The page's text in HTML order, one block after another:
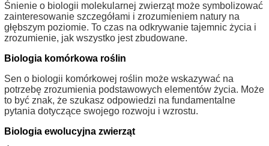
Śnienie o biologii molekularnej zwierząt może symbolizować
zainteresowanie szczegółami i zrozumieniem natury na
głębszym poziomie. To czas na odkrywanie tajemnic życia i
zrozumienie, jak wszystko jest zbudowane.
Biologia komórkowa roślin
Sen o biologii komórkowej roślin może wskazywać na
potrzebę zrozumienia podstawowych elementów życia. Może
to być znak, że szukasz odpowiedzi na fundamentalne
pytania dotyczące swojego rozwoju i wzrostu.
Biologia ewolucyjna zwierząt